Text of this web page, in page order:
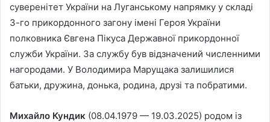
суверенітет України на Луганському напрямку у складі
3-го прикордонного загону імені Героя України
полковника Євгена Пікуса Державної прикордонної
служби України. За службу був відзначений численними
нагородами. У Володимира Марущака залишилися
батьки, дружина, донька, родина, друзі та побратими.
Михайло Кундик (08.04.1979 — 19.03.2025) родом із